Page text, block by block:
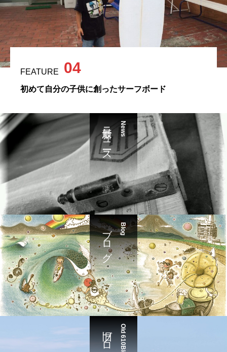
FEATURE 04
初めて自分の子供に創ったサーフボード
News
最新ニュース
Blog
ブログ
Old 610Blog
旧ブログ